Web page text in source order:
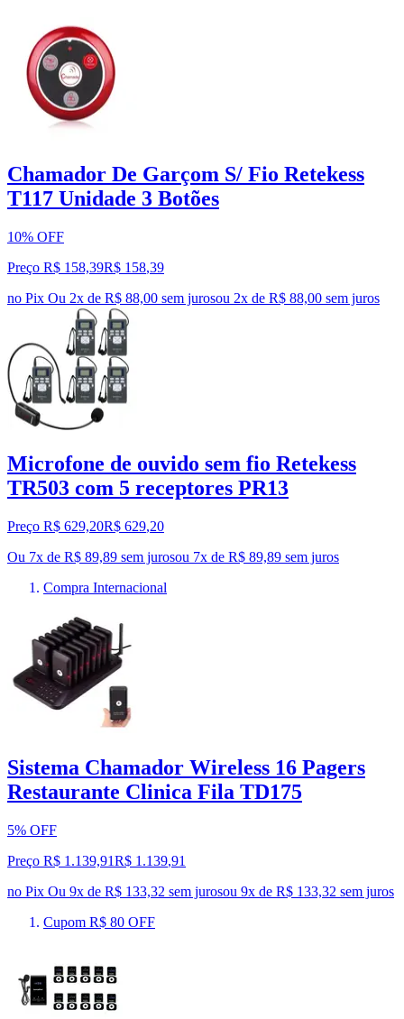
Chamador De Garçom S/ Fio Retekess
T117 Unidade 3 Botões
10% OFF
Preço R$ 158,39R$ 158,39
no Pix Ou 2x de R$ 88,00 sem jurosou 2x de R$ 88,00 sem juros
Microfone de ouvido sem fio Retekess
TR503 com 5 receptores PR13
Preço R$ 629,20R$ 629,20
Ou 7x de R$ 89,89 sem jurosou 7x de R$ 89,89 sem juros
Compra Internacional
Sistema Chamador Wireless 16 Pagers
Restaurante Clinica Fila TD175
5% OFF
Preço R$ 1.139,91R$ 1.139,91
no Pix Ou 9x de R$ 133,32 sem jurosou 9x de R$ 133,32 sem juros
Cupom R$ 80 OFF